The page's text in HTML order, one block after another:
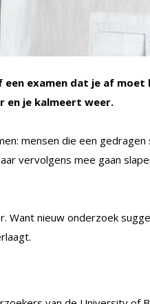
examen dat je af moet
en je kalmeert weer.
mensen die een gedragen
vervolgens mee gaan
Want nieuw onderzoek